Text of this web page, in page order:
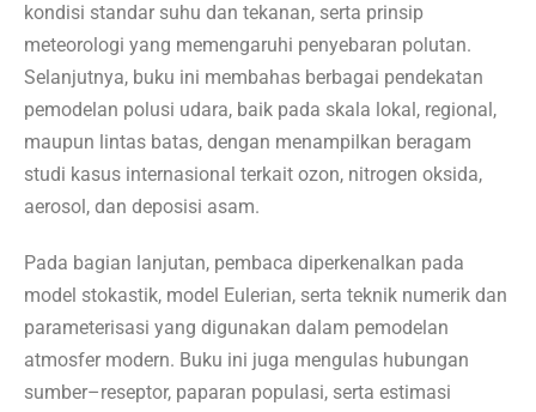
kondisi standar suhu dan tekanan, serta prinsip
meteorologi yang memengaruhi penyebaran polutan.
Selanjutnya, buku ini membahas berbagai pendekatan
pemodelan polusi udara, baik pada skala lokal, regional,
maupun lintas batas, dengan menampilkan beragam
studi kasus internasional terkait ozon, nitrogen oksida,
aerosol, dan deposisi asam.
Pada bagian lanjutan, pembaca diperkenalkan pada
model stokastik, model Eulerian, serta teknik numerik dan
parameterisasi yang digunakan dalam pemodelan
atmosfer modern. Buku ini juga mengulas hubungan
sumber–reseptor, paparan populasi, serta estimasi